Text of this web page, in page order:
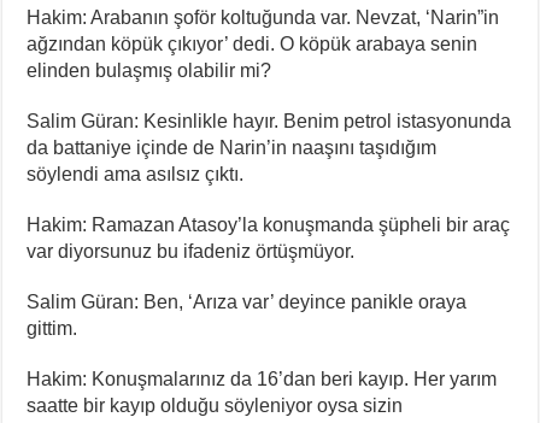
Hakim: Arabanın şoför koltuğunda var. Nevzat, ‘Narin”in
ağzından köpük çıkıyor’ dedi. O köpük arabaya senin
elinden bulaşmış olabilir mi?
Salim Güran: Kesinlikle hayır. Benim petrol istasyonunda
da battaniye içinde de Narin’in naaşını taşıdığım
söylendi ama asılsız çıktı.
Hakim: Ramazan Atasoy’la konuşmanda şüpheli bir araç
var diyorsunuz bu ifadeniz örtüşmüyor.
Salim Güran: Ben, ‘Arıza var’ deyince panikle oraya
gittim.
Hakim: Konuşmalarınız da 16’dan beri kayıp. Her yarım
saatte bir kayıp olduğu söyleniyor oysa sizin